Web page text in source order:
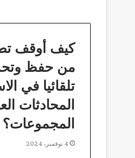
كيف أوقف
من حفظ
تلقائيا في
المحادثات
المجموعات؟
4 نوفمبر، 2024